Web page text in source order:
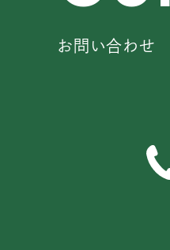
お問い合わせ